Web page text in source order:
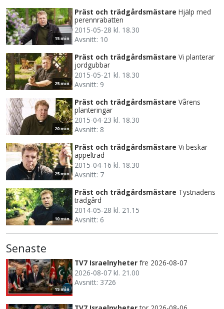
15 min
Präst och trädgårdsmästare Hjälp med
perennrabatten
2015-05-28 kl. 18.30
Avsnitt: 10
25 min
Präst och trädgårdsmästare Vi planterar
jordgubbar
2015-05-21 kl. 18.30
Avsnitt: 9
20 min
Präst och trädgårdsmästare Vårens
planteringar
2015-04-23 kl. 18.30
Avsnitt: 8
25 min
Präst och trädgårdsmästare Vi beskär
äppelträd
2015-04-16 kl. 18.30
Avsnitt: 7
10 min
Präst och trädgårdsmästare Tystnadens
trädgård
2014-05-28 kl. 21.15
Avsnitt: 6
Senaste
15 min
TV7 Israelnyheter fre 2026-08-07
2026-08-07 kl. 21.00
Avsnitt: 3726